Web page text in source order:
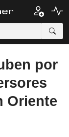
por
Oriente